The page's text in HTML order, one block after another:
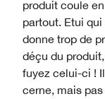
produit coule
partout. Etui
donne trop de
déçu du
fuyez celui-ci !
cerne, mais